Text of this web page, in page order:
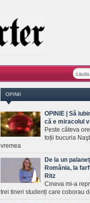
OPINII
OPINIE | Să
că e miracolul
Peste câteva
toții bucuria
vremea
De la un
România, la
Ritz
Cineva mi-a
trei tineri studenți care coborau